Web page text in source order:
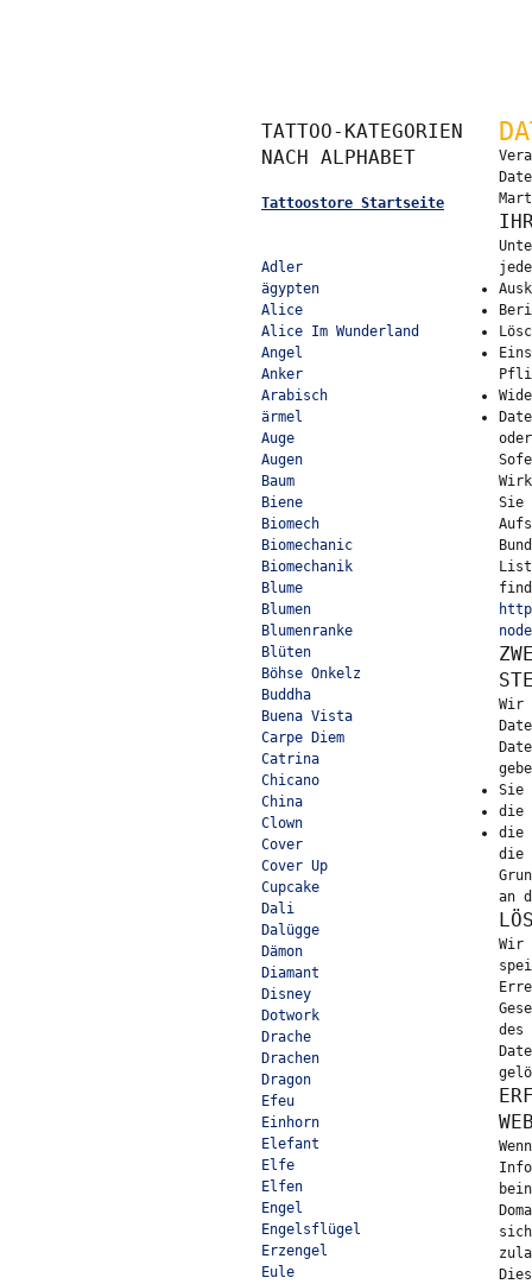
TATTOO-KATEGORIEN
NACH ALPHABET
Tattoostore Startseite
Adler
ägypten
Alice
Alice Im Wunderland
Angel
Anker
Arabisch
ärmel
Auge
Augen
Baum
Biene
Biomech
Biomechanic
Biomechanik
Blume
Blumen
Blumenranke
Blüten
Böhse Onkelz
Buddha
Buena Vista
Carpe Diem
Catrina
Chicano
China
Clown
Cover
Cover Up
Cupcake
Dali
Dalügge
Dämon
Diamant
Disney
Dotwork
Drache
Drachen
Dragon
Efeu
Einhorn
Elefant
Elfe
Elfen
Engel
Engelsflügel
Erzengel
Eule
Sie
Wir
Sie
die
die
die
an
Wir
des